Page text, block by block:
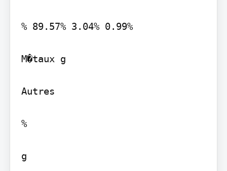
% 89.57% 3.04% 0.99%
M�taux g
Autres
%
g